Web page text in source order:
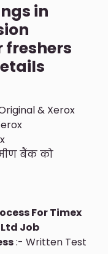
in
freshers
& Xerox
बैंक को
ForTimex
Job
:- Written Test